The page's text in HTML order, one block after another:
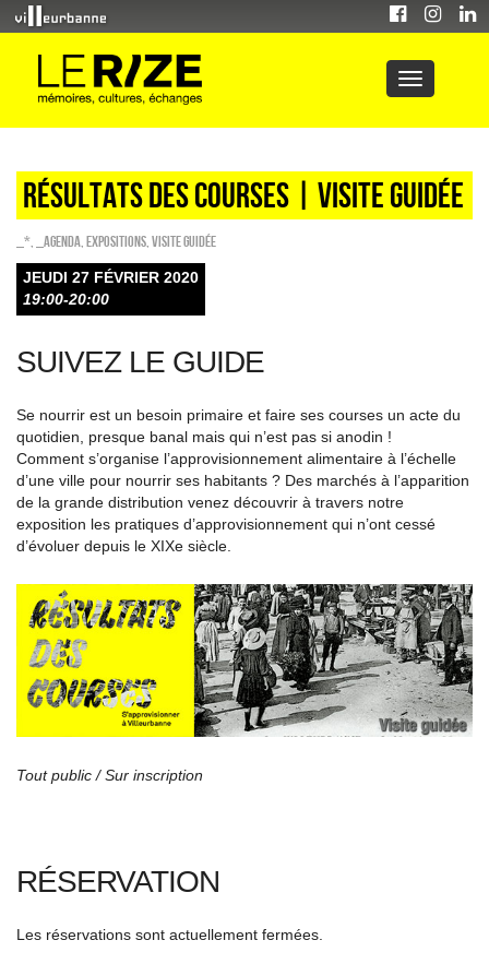
Résultats des courses | visite guidée
_* _Agenda EXPOSITIONS Visite guidée
JEUDI 27 FÉVRIER 2020
19:00-20:00
SUIVEZ LE GUIDE
Se nourrir est un besoin primaire et faire ses courses un acte du
quotidien, presque banal mais qui n’est pas si anodin !
Comment s’organise l’approvisionnement alimentaire à l’échelle
d’une ville pour nourrir ses habitants ? Des marchés à l’apparition
de la grande distribution venez découvrir à travers notre
exposition les pratiques d’approvisionnement qui n’ont cessé
d’évoluer depuis le XIXe siècle.
Tout public / Sur inscription
RÉSERVATION
Les réservations sont actuellement fermées.